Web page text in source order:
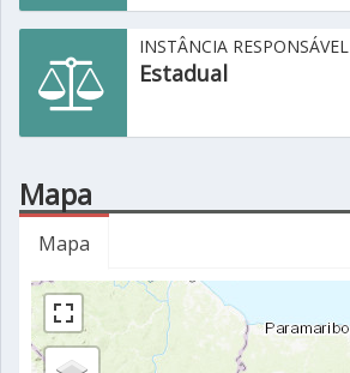
INSTÂNCIA RESPONSÁVEL
Estadual
Mapa
Mapa